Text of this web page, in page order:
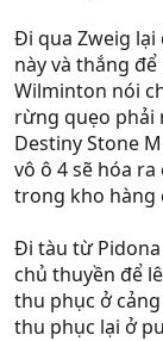
Đi qua Zweig lại
này và thắng
Wilminton nói
rừng quẹo phải
Destiny Stone
vô ô 4 sẽ hóa
trong kho hàng
Đi tàu từ
chủ thuyền để
thu phục ở
thu phục lại ở